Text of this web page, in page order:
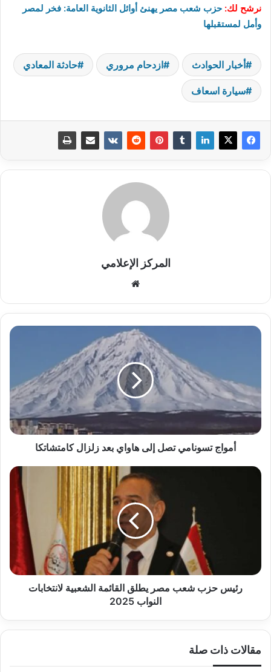
نرشح لك: حزب شعب مصر يهنئ أوائل الثانوية العامة: فخر لمصر
وأمل لمستقبلها
أخبار الحوادث ازدحام مروري حادثة المعادي
سيارة اسعاف
المركز الإعلامي
أمواج
بعد
زلزال
كامتشاتكا
أمواج تسونامي تصل إلى هاواي بعد زلزال كامتشاتكا
رئيس
النواب
رئيس حزب شعب مصر يطلق القائمة الشعبية لانتخابات
النواب 2025
مقالات ذات صلة